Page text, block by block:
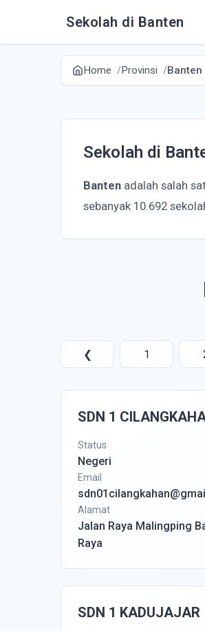
Sekolah di Banten
Home Provinsi Banten
Sekolah di
Banten adalah salah
sebanyak 10.692
❮ 1
SDN 1
Status
Negeri
Email
Alamat
Jalan Raya Malingping
Raya
SDN 1 KADUJAJAR